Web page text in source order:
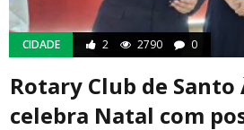
CIDADE 2 2790 0
Rotary Club de
celebra Natal com